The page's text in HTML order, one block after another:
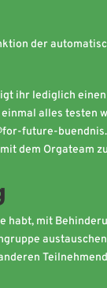
der
ihr lediglich
alles testen
future-
dem Orgateam
habt, mit